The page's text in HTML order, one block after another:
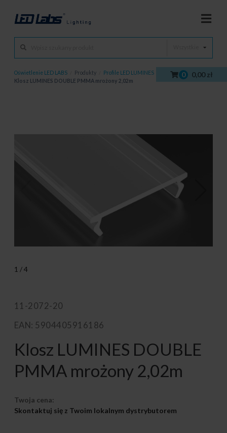
0 0,00 zł
Oświetlenie LED LABS Produkty Profile LED LUMINES Klosze /
Klosz LUMINES DOUBLE PMMA mrożony 2,02m
1 /4
11-2072-20
EAN: 5904405916186
Klosz LUMINES DOUBLE
PMMA mrożony 2,02m
Twoja cena:
Skontaktuj się z Twoim lokalnym dystrybutorem